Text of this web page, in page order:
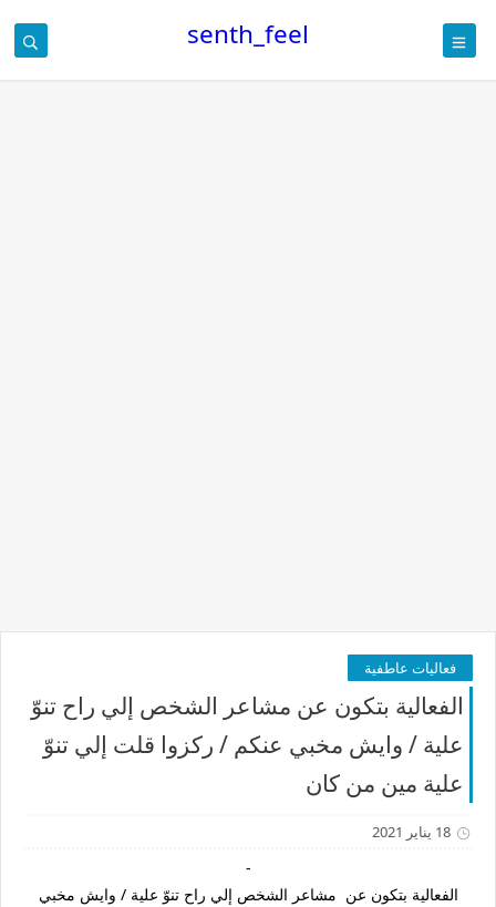
senth_feel
فعاليات عاطفية
الفعالية بتكون عن مشاعر الشخص إلي راح تنوّ
علية / وايش مخبي عنكم / ركزوا قلت إلي تنوّ
علية مين من كان
18 يناير 2021
-
الفعالية بتكون عن مشاعر الشخص إلي راح تنوّ علية / وايش مخبي